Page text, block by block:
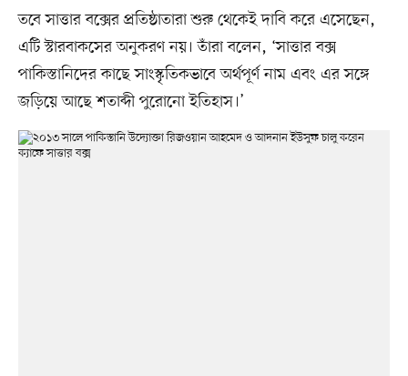
তবে সাত্তার বক্সের প্রতিষ্ঠাতারা শুরু থেকেই দাবি করে এসেছেন,
এটি স্টারবাকসের অনুকরণ নয়। তাঁরা বলেন, ‘সাত্তার বক্স
পাকিস্তানিদের কাছে সাংস্কৃতিকভাবে অর্থপূর্ণ নাম এবং এর সঙ্গে
জড়িয়ে আছে শতাব্দী পুরোনো ইতিহাস।’